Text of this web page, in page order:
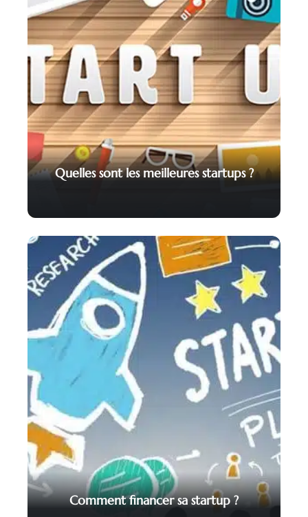
Quelles sont les meilleures startups ?
Comment financer sa startup ?